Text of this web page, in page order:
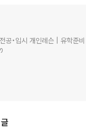
입시 개인레슨 | 유학준비 ꯁ 상담